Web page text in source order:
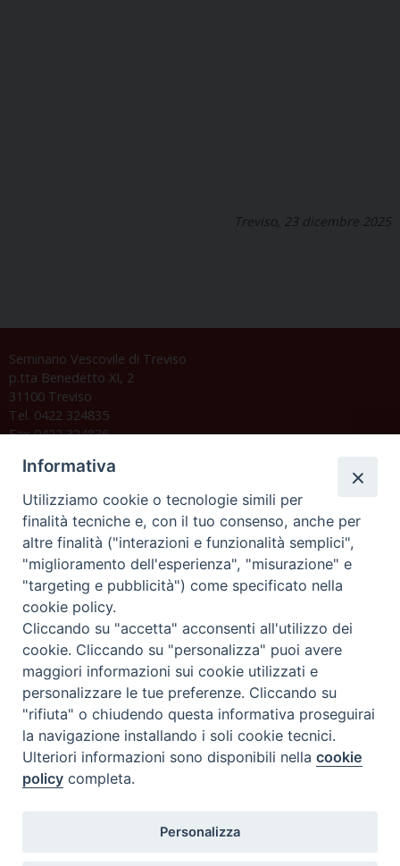
Treviso, 23 dicembre 2025
Seminario Vescovile di Treviso
p.tta Benedetto XI, 2
31100 Treviso
Tel. 0422 324835
Fax 0422 324836
C.F. 94004060268
Orario di segreteria
Lunedì 17.30-19.30
Martedì 17.30-19.30
Mercoledì 17.30-19.30
Giovedì 17.30-19.30
Venerdì chiuso
Sabato 9.30-11.30
Privacy e sicurezza
Informativa
Utilizziamo cookie o tecnologie simili per
finalità tecniche e, con il tuo consenso, anche per
altre finalità ("interazioni e funzionalità semplici",
"miglioramento dell'esperienza", "misurazione" e
"targeting e pubblicità") come specificato nella
cookie policy.
Cliccando su "accetta" acconsenti all'utilizzo dei
cookie. Cliccando su "personalizza" puoi avere
maggiori informazioni sui cookie utilizzati e
personalizzare le tue preferenze. Cliccando su
"rifiuta" o chiudendo questa informativa proseguirai
la navigazione installando i soli cookie tecnici.
Ulteriori informazioni sono disponibili nellacookie
policy completa.
Personalizza